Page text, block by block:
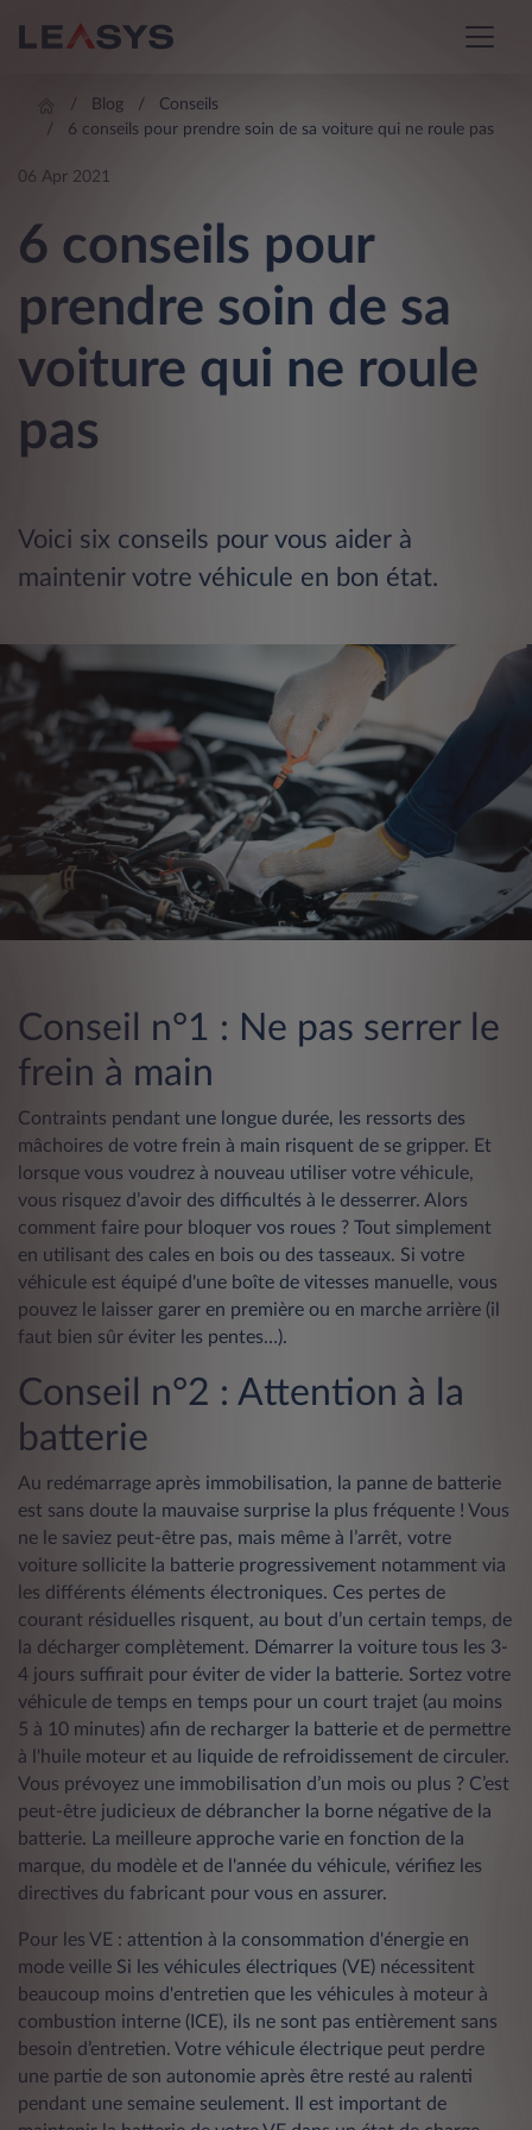
Blog
Conseils
6 conseils pour prendre soin de sa voiture qui ne roule pas
06 Apr 2021
6 conseils pour
prendre soin de sa
voiture qui ne roule
pas
Voici six conseils pour vous aider à
maintenir votre véhicule en bon état.
Conseil n°1 : Ne pas serrer le
frein à main
Contraints pendant une longue durée, les ressorts des
mâchoires de votre frein à main risquent de se gripper. Et
lorsque vous voudrez à nouveau utiliser votre véhicule,
vous risquez d’avoir des difficultés à le desserrer. Alors
comment faire pour bloquer vos roues ? Tout simplement
en utilisant des cales en bois ou des tasseaux. Si votre
véhicule est équipé d'une boîte de vitesses manuelle, vous
pouvez le laisser garer en première ou en marche arrière (il
faut bien sûr éviter les pentes…).
Conseil n°2 : Attention à la
batterie
Au redémarrage après immobilisation, la panne de batterie
est sans doute la mauvaise surprise la plus fréquente ! Vous
ne le saviez peut-être pas, mais même à l’arrêt, votre
voiture sollicite la batterie progressivement notamment via
les différents éléments électroniques. Ces pertes de
courant résiduelles risquent, au bout d’un certain temps, de
la décharger complètement. Démarrer la voiture tous les 3-
4 jours suffirait pour éviter de vider la batterie. Sortez votre
véhicule de temps en temps pour un court trajet (au moins
5 à 10 minutes) afin de recharger la batterie et de permettre
à l'huile moteur et au liquide de refroidissement de circuler.
Vous prévoyez une immobilisation d’un mois ou plus ? C’est
peut-être judicieux de débrancher la borne négative de la
batterie. La meilleure approche varie en fonction de la
marque, du modèle et de l'année du véhicule, vérifiez les
directives du fabricant pour vous en assurer.
Pour les VE : attention à la consommation d'énergie en
mode veille Si les véhicules électriques (VE) nécessitent
beaucoup moins d'entretien que les véhicules à moteur à
combustion interne (ICE), ils ne sont pas entièrement sans
besoin d’entretien. Votre véhicule électrique peut perdre
une partie de son autonomie après être resté au ralenti
pendant une semaine seulement. Il est important de